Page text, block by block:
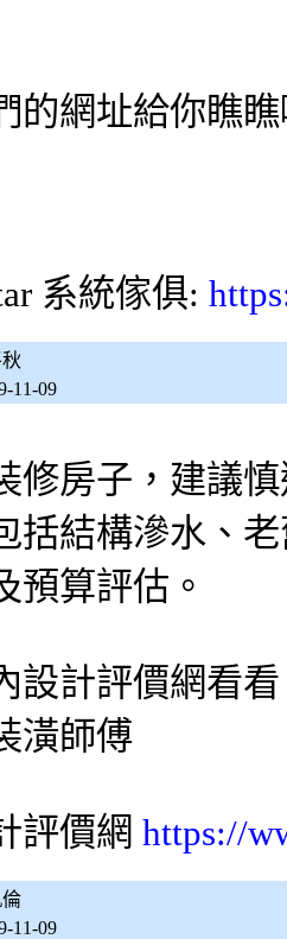
的網址給你瞧
系統傢俱:
11-09
修房子，建議
括結構滲水、
預算評估。
設計評價網看
潢師傅
評價網 https://
11-09